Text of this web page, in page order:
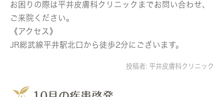
お困りの際は平井皮膚科クリニックまでお問い合わせ、
ご来院ください。
《アクセス》
JR総武線平井駅北口から徒歩2分にございます。
投稿者: 平井皮膚科クリニック